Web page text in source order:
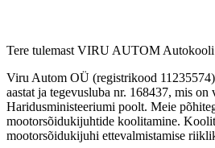
Tere tulemast VIRU AUTOM
Viru Autom OÜ (registrikood
aastat ja tegevusluba nr. 168437, mis on
Haridusministeeriumi poolt. Meie
mootorsõidukijuhtide koolitamine.
mootorsõidukijuhi ettevalmistamise